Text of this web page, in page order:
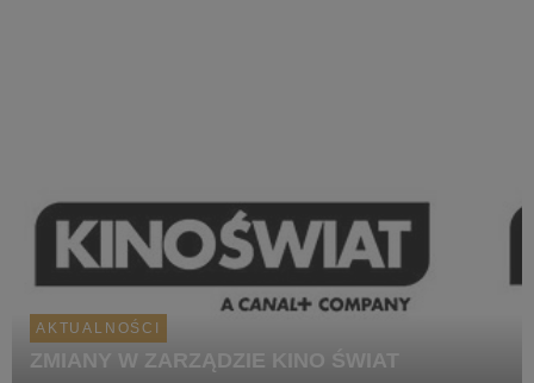
AKTUALNOŚCI
ZMIANY W ZARZĄDZIE KINO ŚWIAT